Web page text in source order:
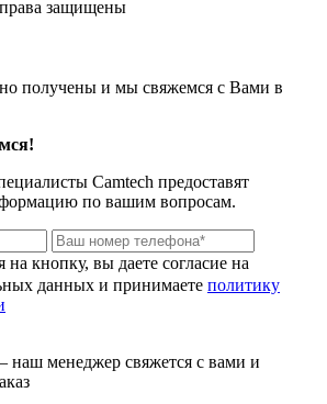
защищены
получены и мы свяжемся с Вами в
Camtech предоставят
по вашим вопросам.
кнопку, вы даете согласие на
данных и принимаете политику
наш менеджер свяжется с вами и